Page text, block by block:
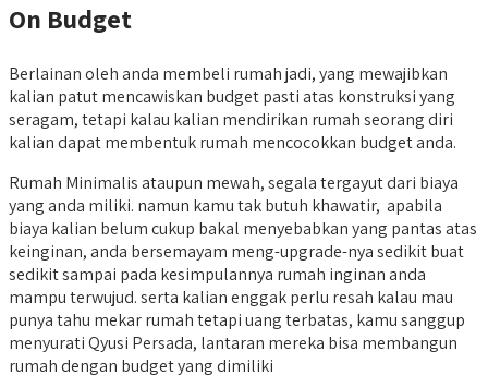
On Budget
Berlainan oleh anda membeli rumah jadi, yang mewajibkan
kalian patut mencawiskan budget pasti atas konstruksi yang
seragam, tetapi kalau kalian mendirikan rumah seorang diri
kalian dapat membentuk rumah mencocokkan budget anda.
Rumah Minimalis ataupun mewah, segala tergayut dari biaya
yang anda miliki. namun kamu tak butuh khawatir, apabila
biaya kalian belum cukup bakal menyebabkan yang pantas atas
keinginan, anda bersemayam meng-upgrade-nya sedikit buat
sedikit sampai pada kesimpulannya rumah inginan anda
mampu terwujud. serta kalian enggak perlu resah kalau mau
punya tahu mekar rumah tetapi uang terbatas, kamu sanggup
menyurati Qyusi Persada, lantaran mereka bisa membangun
rumah dengan budget yang dimiliki